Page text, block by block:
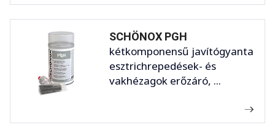
SCHÖNOX PGH
kétkomponensű javítógyanta
esztrichrepedések- és
vakhézagok erőzáró, ...